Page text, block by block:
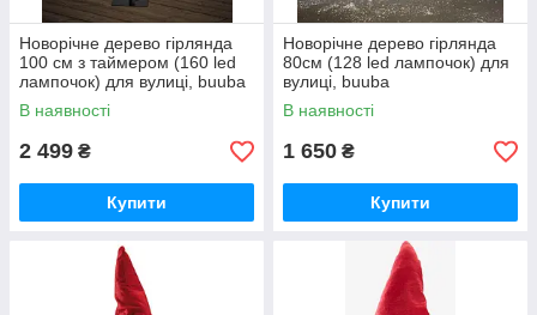
Новорічне дерево гірлянда
100 см з таймером (160 led
лампочок) для вулиці, buuba
В наявності
2 499 ₴
Купити
Новорічне дерево гірлянда
80см (128 led лампочок) для
вулиці, buuba
В наявності
1 650 ₴
Купити